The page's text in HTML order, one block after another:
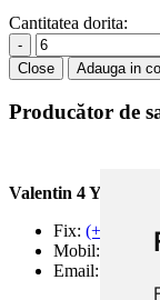
BUDGET
BUSH (10)
CALOR
CASAMIX
CASCADE
CAT
CENCORP
ALMERIA
ALPINA
ALTIC (3)
ALTO (12)
ALTUS
ANTECH
APL
AQUA
Cantitatea dorita:
-
Close
Adauga in
Producător de
Valentin 4 You Prod.
Fix: (+40) 21
Mobil:
(+40)
Email: